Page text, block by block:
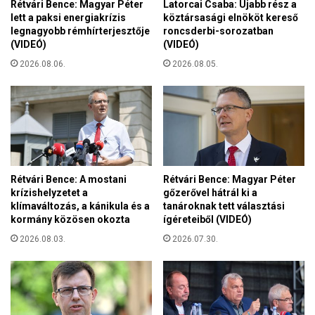
e
t
a
s
o
d
i
k
a
g
y
a
r
r
h
a
j
E
r
v
i
n
á
b
o
r
,
a
n
y
i
l
a
o
k
Rétvári Bence: Magyar Péter
lett a paksi energiakrízis
legnagyobb rémhírterjesztője
(VIDEÓ)
2026.08.06.
Latorcai Csaba: Újabb rész a
köztársasági elnököt kereső
roncsderbi-sorozatban
(VIDEÓ)
2026.08.05.
Rétvári Bence: A mostani
krízishelyzetet a
klímaváltozás, a kánikula és a
kormány közösen okozta
2026.08.03.
Rétvári Bence: Magyar Péter
gőzerővel hátrál ki a
tanároknak tett választási
ígéreteiből (VIDEÓ)
2026.07.30.